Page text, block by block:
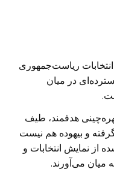
ریاست‌جمهوری
در میان
هدفمند، طیف
و بیهوده هم نیست
از نمایش انتخابات و
میان می‌آورند.